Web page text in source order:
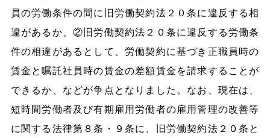
員の労働条件の間に旧労働契約法２０条に違反する相
違があるか、②旧労働契約法２０条に違反する労働条
件の相違があるとして、労働契約に基づき正職員時の
賃金と嘱託社員時の賃金の差額賃金を請求することが
できるか、などが争点となりました。なお、現在は、
短時間労働者及び有期雇用労働者の雇用管理の改善等
に関する法律第８条・９条に、旧労働契約法２０条と